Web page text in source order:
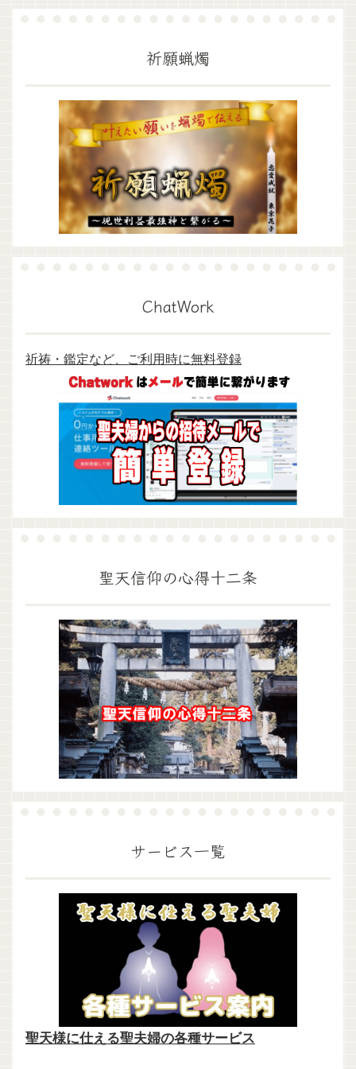
祈願蝋燭
ChatWork
祈祷・鑑定など、ご利用時に無料登録
聖天信仰の心得十二条
サービス一覧
聖天様に仕える聖夫婦の各種サービス